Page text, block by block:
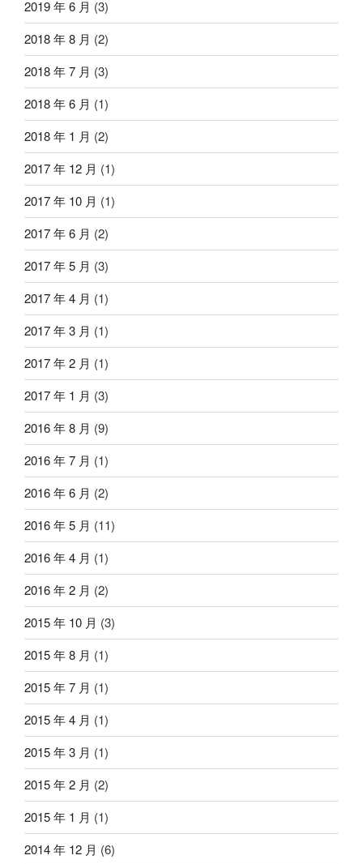
2019 年 6 月 (3)
2018 年 8 月 (2)
2018 年 7 月 (3)
2018 年 6 月 (1)
2018 年 1 月 (2)
2017 年 12 月 (1)
2017 年 10 月 (1)
2017 年 6 月 (2)
2017 年 5 月 (3)
2017 年 4 月 (1)
2017 年 3 月 (1)
2017 年 2 月 (1)
2017 年 1 月 (3)
2016 年 8 月 (9)
2016 年 7 月 (1)
2016 年 6 月 (2)
2016 年 5 月 (11)
2016 年 4 月 (1)
2016 年 2 月 (2)
2015 年 10 月 (3)
2015 年 8 月 (1)
2015 年 7 月 (1)
2015 年 4 月 (1)
2015 年 3 月 (1)
2015 年 2 月 (2)
2015 年 1 月 (1)
2014 年 12 月 (6)